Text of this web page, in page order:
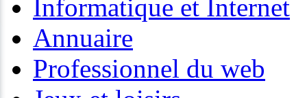
Informatique et Internet
Annuaire
Professionnel du web